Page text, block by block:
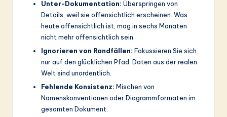
Unter-Dokumentation: Überspringen von
Details, weil sie offensichtlich erscheinen. Was
heute offensichtlich ist, mag in sechs Monaten
nicht mehr offensichtlich sein.
Ignorieren von Randfällen: Fokussieren Sie sich
nur auf den glücklichen Pfad. Daten aus der realen
Welt sind unordentlich.
Fehlende Konsistenz: Mischen von
Namenskonventionen oder Diagrammformaten im
gesamten Dokument.